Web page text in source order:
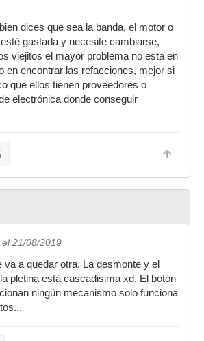
dices que sea la banda, el motor o
gastada y necesite cambiarse,
viejitos el mayor problema no esta en
en encontrar las refacciones, mejor si
que ellos tienen proveedores o
electrónica donde conseguir
el 21/08/2019
va a quedar otra. La desmonte y el
pletina está cascadisima xd. El botón
ningún mecanismo solo funciona